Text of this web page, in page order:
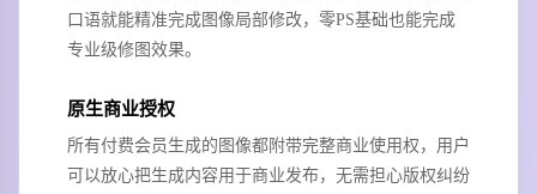
口语就能精准完成图像局部修改，零PS基础也能完成
专业级修图效果。
原生商业授权
所有付费会员生成的图像都附带完整商业使用权，用户
可以放心把生成内容用于商业发布，无需担心版权纠纷